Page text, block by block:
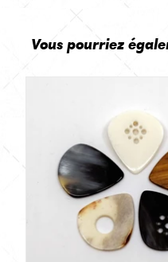
Vous pourriez